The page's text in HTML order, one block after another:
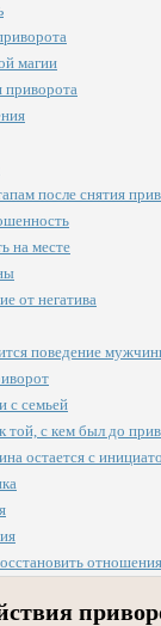
магии
приворота
после снятия
на месте
от негатива
поведение
с семьей
той, с кем был до
остается с